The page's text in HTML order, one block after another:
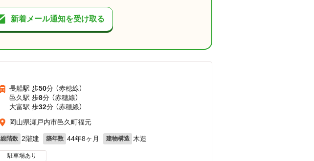
新着メール通知を受け取る
長船駅 歩50分 （赤穂線）
邑久駅 歩8分 （赤穂線）
大富駅 歩32分 （赤穂線）
岡山県瀬戸内市邑久町福元
総階数 2階建 築年数 44年8ヶ月 建物構造 木造
駐車場あり